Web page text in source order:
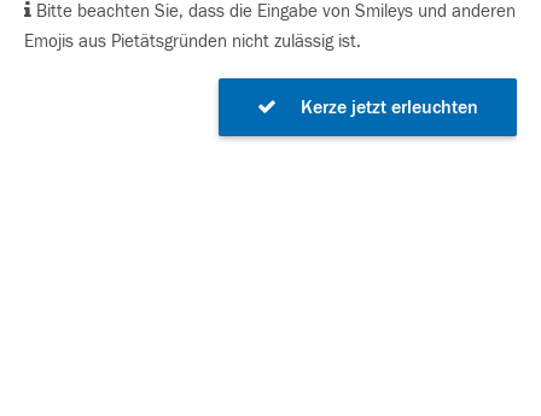
Bitte beachten Sie, dass die Eingabe von Smileys und anderen
Emojis aus Pietätsgründen nicht zulässig ist.
Kerze jetzt erleuchten